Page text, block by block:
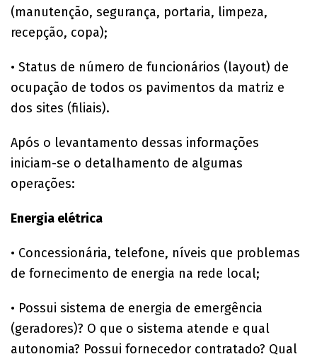
(manutenção, segurança, portaria, limpeza,
recepção, copa);
• Status de número de funcionários (layout) de
ocupação de todos os pavimentos da matriz e
dos sites (filiais).
Após o levantamento dessas informações
iniciam-se o detalhamento de algumas
operações:
Energia elétrica
• Concessionária, telefone, níveis que problemas
de fornecimento de energia na rede local;
• Possui sistema de energia de emergência
(geradores)? O que o sistema atende e qual
autonomia? Possui fornecedor contratado? Qual